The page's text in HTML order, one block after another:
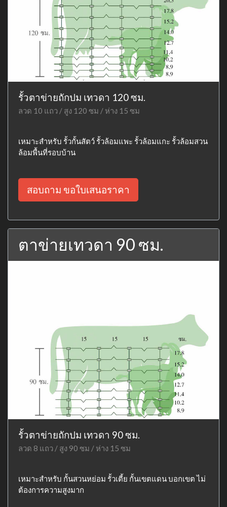
รั้วตาข่ายถักปม เทวดา 120 ซม.
ลวด 10 แถว / สูง 120 ซม / ห่าง 15 ซม
เหมาะสำหรับ รั้วกั้นสัตว์ รั้วล้อมแพะ รั้วล้อมแกะ รั้วล้อมสวน
ล้อมพื้นที่รอบบ้าน
สอบถาม ขอใบเสนอราคา
ตาข่ายเทวดา 90 ซม.
รั้วตาข่ายถักปม เทวดา 90 ซม.
ลวด 8 แถว / สูง 90 ซม / ห่าง 15 ซม
เหมาะสำหรับ กั้นสวนหย่อม รั้วเตี้ย กั้นเขตแดน บอกเขต ไม่
ต้องการความสูงมาก